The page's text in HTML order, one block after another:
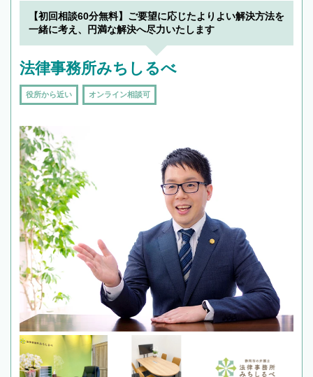
【初回相談60分無料】ご要望に応じたよりよい解決方法を
一緒に考え、円満な解決へ尽力いたします
法律事務所みちしるべ
役所から近い オンライン相談可